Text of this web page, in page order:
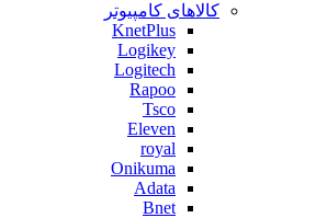
کالاهای کامپیوتر
KnetPlus
Logikey
Logitech
Rapoo
Tsco
Eleven
royal
Onikuma
Adata
Bnet